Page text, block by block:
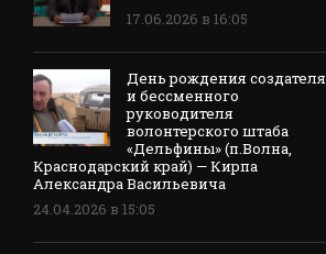
17.06.2026 в 16:05
День рождения создателя
и бессменного
руководителя
волонтерского штаба
«Дельфины» (п.Волна,
Краснодарский край) — Кирпа
Александра Васильевича
24.04.2026 в 15:05